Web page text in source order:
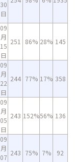
30
日
09
月
15
日
251 86% 28% 145
09
月
22
日
244 77% 17% 358
09
月
05
日
243 152%56% 136
09
月
07
243 75% 7% 92